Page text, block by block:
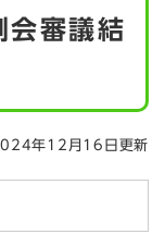
審議結
年12月16日更新